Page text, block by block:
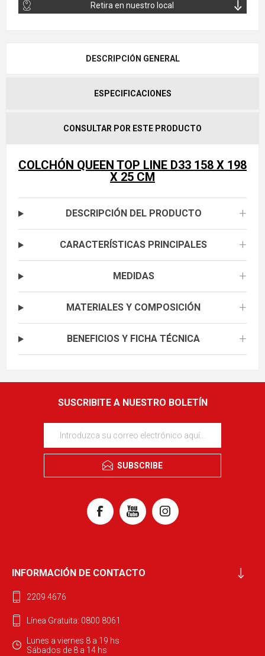
Retira en nuestro local
DESCRIPCIÓN GENERAL
ESPECIFICACIONES
CONSULTAR POR ESTE PRODUCTO
COLCHÓN QUEEN TOP LINE D33 158 X 198
X 25 CM
DESCRIPCIÓN DEL PRODUCTO +
CARACTERÍSTICAS PRINCIPALES +
MEDIDAS +
MATERIALES Y COMPOSICIÓN +
BENEFICIOS Y FICHA TÉCNICA +
SUSCRIBITE A NUESTRO BOLETÍN
SUBSCRIBE
INFORMACIÓN DE CONTACTO
2209 4676
Línea Gratuita: 0800 8061
Lunes a viernes 8 a 19 hs
Sábados de 8 a 14 hs